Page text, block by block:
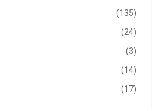
(135)
(24)
(3)
(14)
(17)